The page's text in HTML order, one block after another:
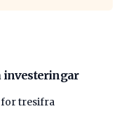
investeringar
for tresifra